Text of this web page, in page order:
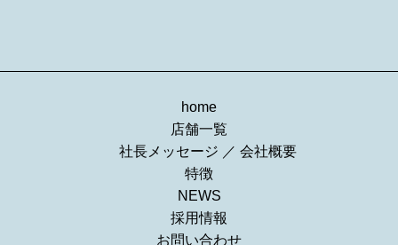
home
店舗一覧
社長メッセージ ／ 会社概要
特徴
NEWS
採用情報
お問い合わせ